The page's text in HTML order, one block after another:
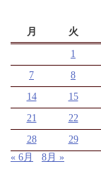
月
火
1
7
8
14
15
21
22
28
29
« 6月
8月 »